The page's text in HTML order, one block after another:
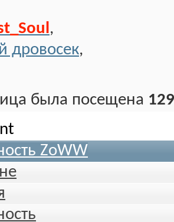
,
дровосек,
была посещена
ZoWW